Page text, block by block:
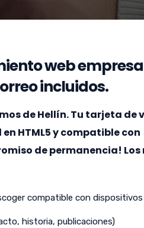
web
incluidos.
de Hellín. Tu tarjeta de
HTML5 y compatible con
de permanencia! Los
compatible con dispositivos
historia, publicaciones)